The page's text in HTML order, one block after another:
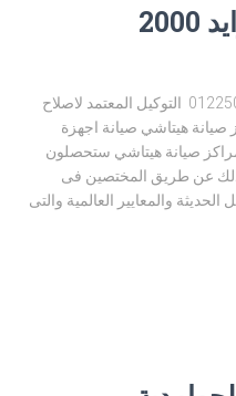
مركز صيانة هيتاشي زايد 2000
مركز صيانة هيتاشي زايد 2000 01225025360 التوكيل المعتمد لاصلاح
صيانة هيتاشي صيانة اجهزة
صيانة هيتاشي ستحصلون
عن طريق المختصين فى
والمعايير العالمية والتى